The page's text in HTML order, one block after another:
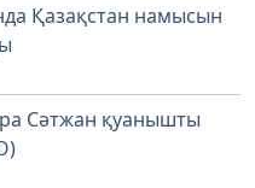
Қазақстан намысын
Сәтжан қуанышты